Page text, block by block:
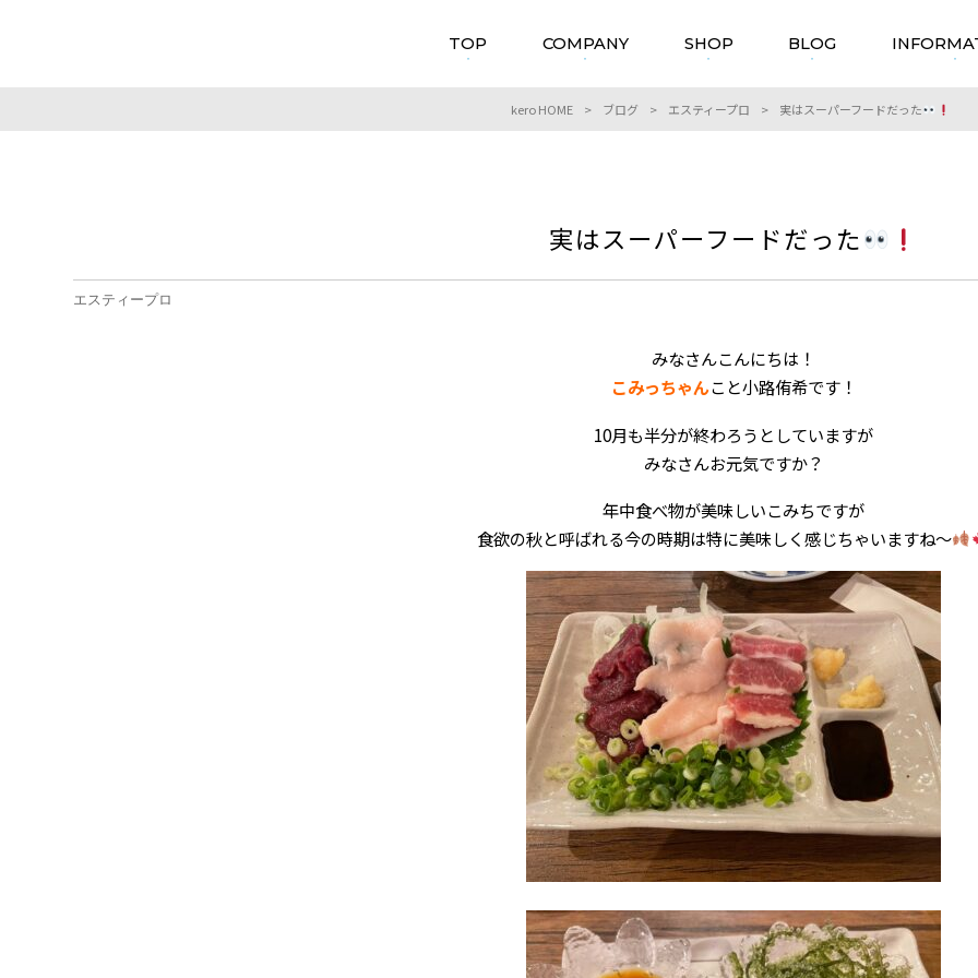
TOP COMPANY SHOP BLOG
kero HOME > ブログ > エスティープロ > 実はスーパーフードだった
実はスーパーフードだった
エスティープロ
みなさんこんにちは！
こみっちゃんこと小路侑希です！
10月も半分が終わろうとしていますが
みなさんお元気ですか？
年中食べ物が美味しいこみちですが
食欲の秋と呼ばれる今の時期は特に美味しく感じちゃいますね〜